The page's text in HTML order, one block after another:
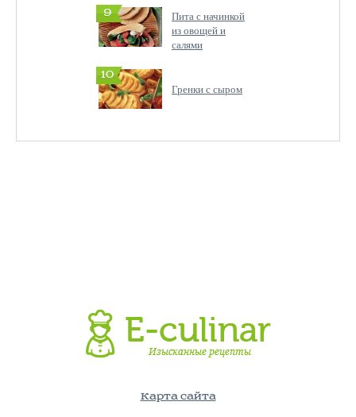
9
Пита с начинкой
из овощей и
салями
10
Гренки с сыром
Карта сайта